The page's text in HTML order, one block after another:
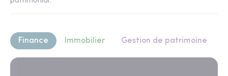
Finance Immobilier Gestion de patrimoine